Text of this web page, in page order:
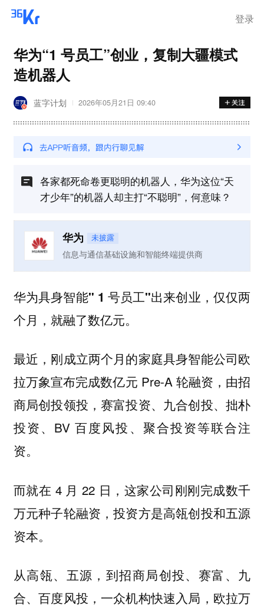
登录
华为“1 号员工”创业，复制大疆模式
造机器人
蓝字计划 2026年05月21日 09:40
各家都死命卷更聪明的机器人，华为这位“天
才少年”的机器人却主打“不聪明”，何意味？
华为 未披露
信息与通信基础设施和智能终端提供商
华为具身智能" 1 号员工"出来创业，仅仅两
个月，就融了数亿元。
最近，刚成立两个月的家庭具身智能公司欧
拉万象宣布完成数亿元 Pre-A 轮融资，由招
商局创投领投，赛富投资、九合创投、拙朴
投资、BV 百度风投、聚合投资等联合注
资。
而就在 4 月 22 日，这家公司刚刚完成数千
万元种子轮融资，投资方是高瓴创投和五源
资本。
从高瓴、五源，到招商局创投、赛富、九
合、百度风投，一众机构快速入局，欧拉万